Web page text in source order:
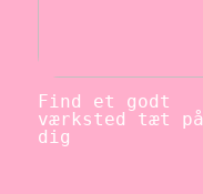
Find et godt
værksted tæt på
dig